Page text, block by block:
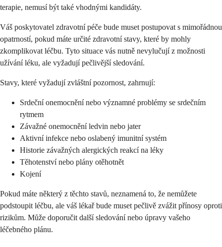
terapie, nemusí být také vhodnými kandidáty.
Váš poskytovatel zdravotní péče bude muset postupovat s mimořádnou
opatrností, pokud máte určité zdravotní stavy, které by mohly
zkomplikovat léčbu. Tyto situace vás nutně nevylučují z možnosti
užívání léku, ale vyžadují pečlivější sledování.
Stavy, které vyžadují zvláštní pozornost, zahrnují:
Srdeční onemocnění nebo významné problémy se srdečním
rytmem
Závažné onemocnění ledvin nebo jater
Aktivní infekce nebo oslabený imunitní systém
Historie závažných alergických reakcí na léky
Těhotenství nebo plány otěhotnět
Kojení
Pokud máte některý z těchto stavů, neznamená to, že nemůžete
podstoupit léčbu, ale váš lékař bude muset pečlivě zvážit přínosy oproti
rizikům. Může doporučit další sledování nebo úpravy vašeho
léčebného plánu.